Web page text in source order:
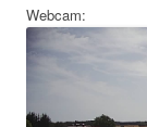
Webcam: